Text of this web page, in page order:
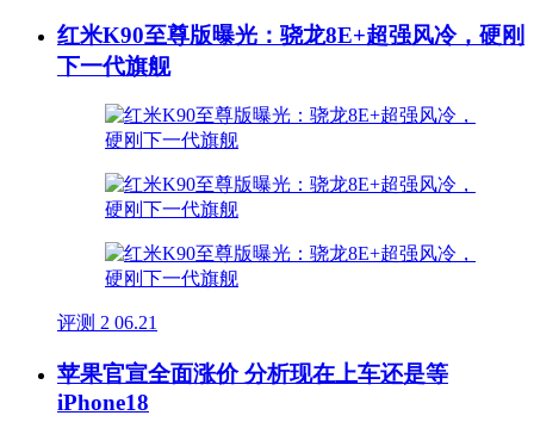
红米K90至尊版曝光：骁龙8E+超强风冷，硬刚
下一代旗舰
评测 2 06.21
苹果官宣全面涨价 分析现在上车还是等
iPhone18